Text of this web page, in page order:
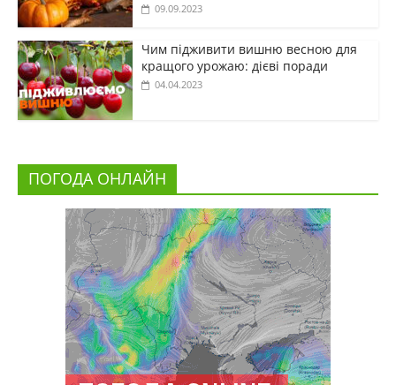
09.09.2023
Чим підживити вишню весною для
кращого урожаю: дієві поради
04.04.2023
ПОГОДА ОНЛАЙН